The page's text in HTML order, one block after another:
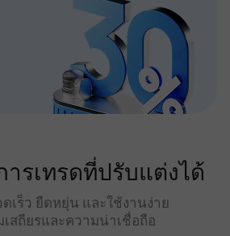
รเทรดที่ปรับแต่งได้
เร็ว ยืดหยุ่น และใช้งานง่าย
สถียรและความน่าเชื่อถือ